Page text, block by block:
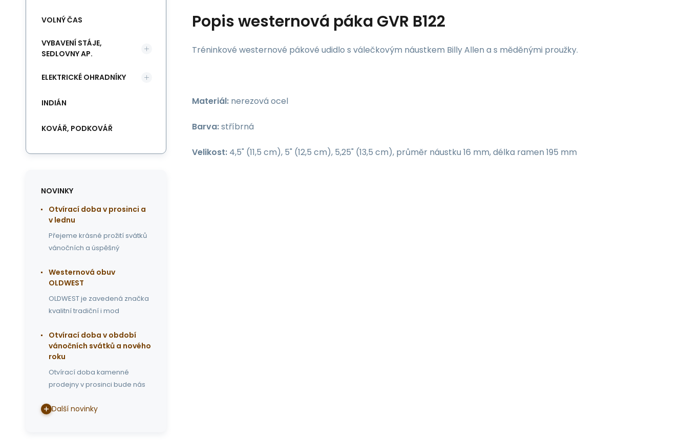
Popiswesternová páka GVR B122
Tréninkové westernové pákové udidlo s válečkovým náustkem Billy Allen a s měděnými proužky.
Materiál: nerezová ocel
Barva:stříbrná
Velikost: 4,5" (11,5 cm), 5" (12,5 cm), 5,25" (13,5 cm), průměr náustku 16 mm, délka ramen 195 mm
VOLNÝ ČAS
VYBAVENÍ STÁJE,
SEDLOVNY AP.
ELEKTRICKÉ OHRADNÍKY
INDIÁN
KOVÁŘ, PODKOVÁŘ
NOVINKY
Otvírací doba v prosinci a
v lednu
Přejeme krásné prožití svátků
vánočních a úspěšný
Westernová obuv
OLDWEST
OLDWEST je zavedená značka
kvalitní tradiční i mod
Otvírací doba v období
vánočních svátků a nového
roku
Otvírací doba kamenné
prodejny v prosinci bude nás
Další novinky